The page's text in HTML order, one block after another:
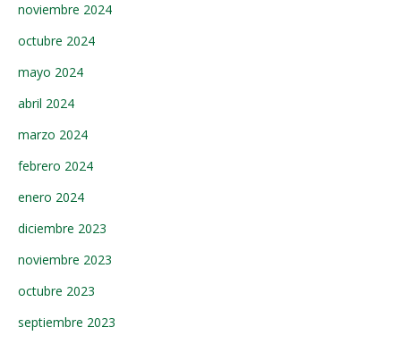
noviembre 2024
octubre 2024
mayo 2024
abril 2024
marzo 2024
febrero 2024
enero 2024
diciembre 2023
noviembre 2023
octubre 2023
septiembre 2023